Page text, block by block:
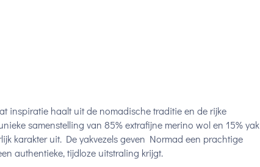
inspiratie haalt uit de nomadische traditie en de rijke
samenstelling van 85% extrafijne merino wol en 15% yak
karakter uit. De yakvezels geven Normad een prachtige
authentieke, tijdloze uitstraling krijgt.